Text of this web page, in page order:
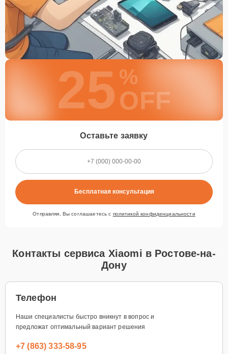
25 %
OFF
Оставьте заявку
Бесплатная консультация
Отправляя, Вы соглашаетесь с политикой конфиденциальности
Контакты сервиса Xiaomi в Ростове-на-
Дону
Телефон
Наши специалисты быстро вникнут в вопрос и
предложат оптимальный вариант решения
+7 (863) 333-58-95